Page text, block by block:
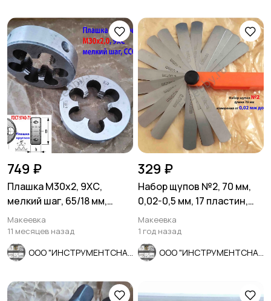
749 ₽
Плашка М30х2, 9ХС,
мелкий шаг, 65/18 мм,
ГОСТ 7740-71, СССР
Макеевка
11 месяцев назад
329 ₽
Набор щупов №2, 70 мм,
0,02-0,5 мм, 17 пластин,
Россия.
Макеевка
1 год назад